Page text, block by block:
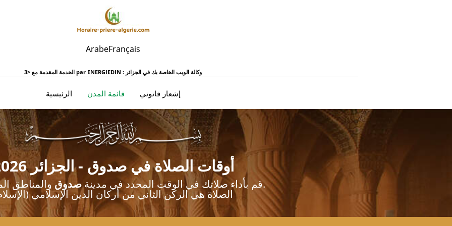
ArabeFrançais
الخدمة المقدمة مع <3 par ENERGIEDIN : وكالة الويب الخاصة بك في الجزائر
الرئيسية قائمة المدن إشعار قانوني
أوقات الصلاة في صدوق - الجزائر 2026
قم بأداء صلاتك في الوقت المحدد في مدينةصدوق والمناطق المحيطة بها.
الصلاة هي الركن الثاني من أركان الدين الإسلامي